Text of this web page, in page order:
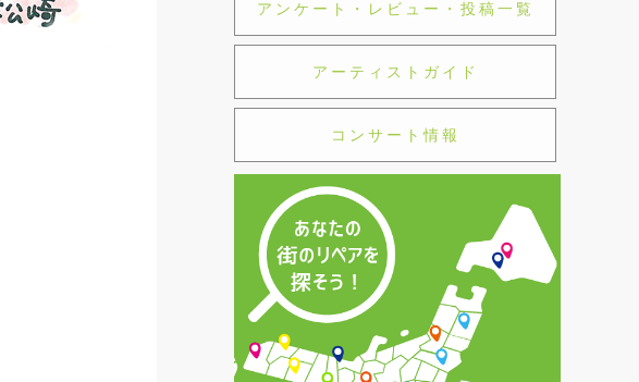
アンケート・レビュー・投稿一覧
アーティストガイド
コンサート情報